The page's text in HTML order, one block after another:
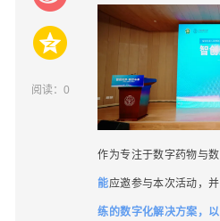
阅读： 0
作为专注于数字药物与
能应邀参与本次活动，
练的数字化解决方案，